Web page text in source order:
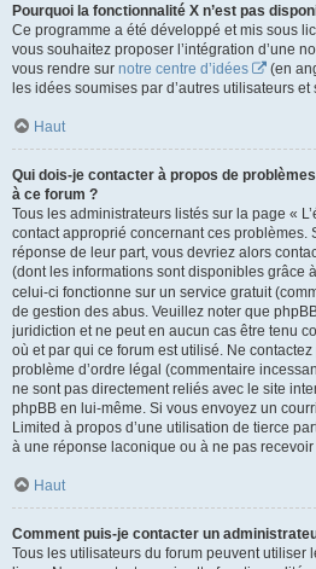
Pourquoi la fonctionnalité X n’est pas
Ce programme a été développé et mis sous
vous souhaitez proposer l’intégration d’une
vous rendre sur notre centre d’idées
(en
les idées soumises par d’autres utilisateurs
Haut
Qui dois-je contacter à propos de
à ce forum ?
Tous les administrateurs listés sur la page «
contact approprié concernant ces problèmes.
réponse de leur part, vous devriez alors
(dont les informations sont disponibles grâce à
celui-ci fonctionne sur un service gratuit
de gestion des abus. Veuillez noter que
juridiction et ne peut en aucun cas être tenu
où et par qui ce forum est utilisé. Ne
problème d’ordre légal (commentaire
ne sont pas directement reliés avec le site
phpBB en lui-même. Si vous envoyez un
Limited à propos d’une utilisation de tierce
à une réponse laconique ou à ne pas
Haut
Comment puis-je contacter un
Tous les utilisateurs du forum peuvent utiliser